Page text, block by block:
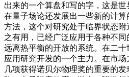
出来的一个算盘和写的字，这是
在量子场论还发展出一些新的计
方法，这个对研究处于临界状态
之有用，已经广泛应用于各种不
远离热平衡的开放的系统。在二
应用研究开发的一个主力。在市
几项获得诺贝尔物理奖的重要的